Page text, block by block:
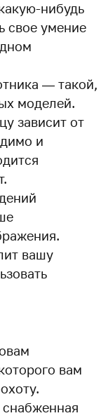
нибудь
свое умение
— такой,
моделей.
зависит от
и
вашу
вам